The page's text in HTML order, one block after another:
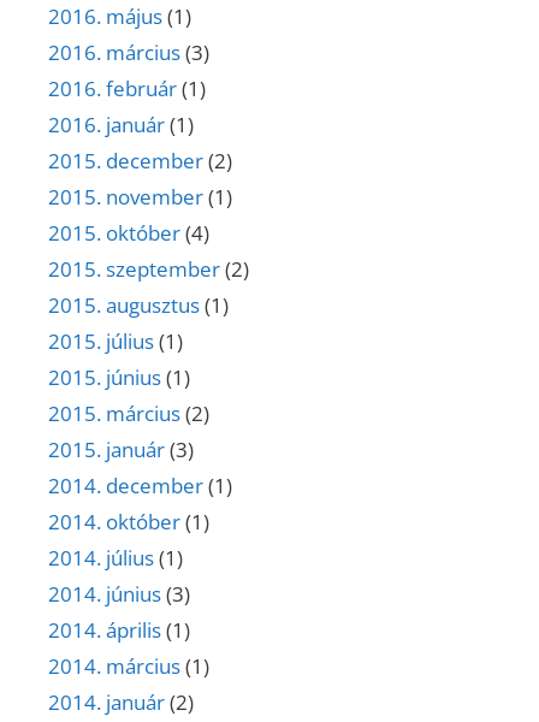
2016. május(1)
2016. március(3)
2016. február(1)
2016. január(1)
2015. december(2)
2015. november(1)
2015. október(4)
2015. szeptember(2)
2015. augusztus(1)
2015. július(1)
2015. június(1)
2015. március(2)
2015. január(3)
2014. december(1)
2014. október(1)
2014. július(1)
2014. június(3)
2014. április(1)
2014. március(1)
2014. január(2)